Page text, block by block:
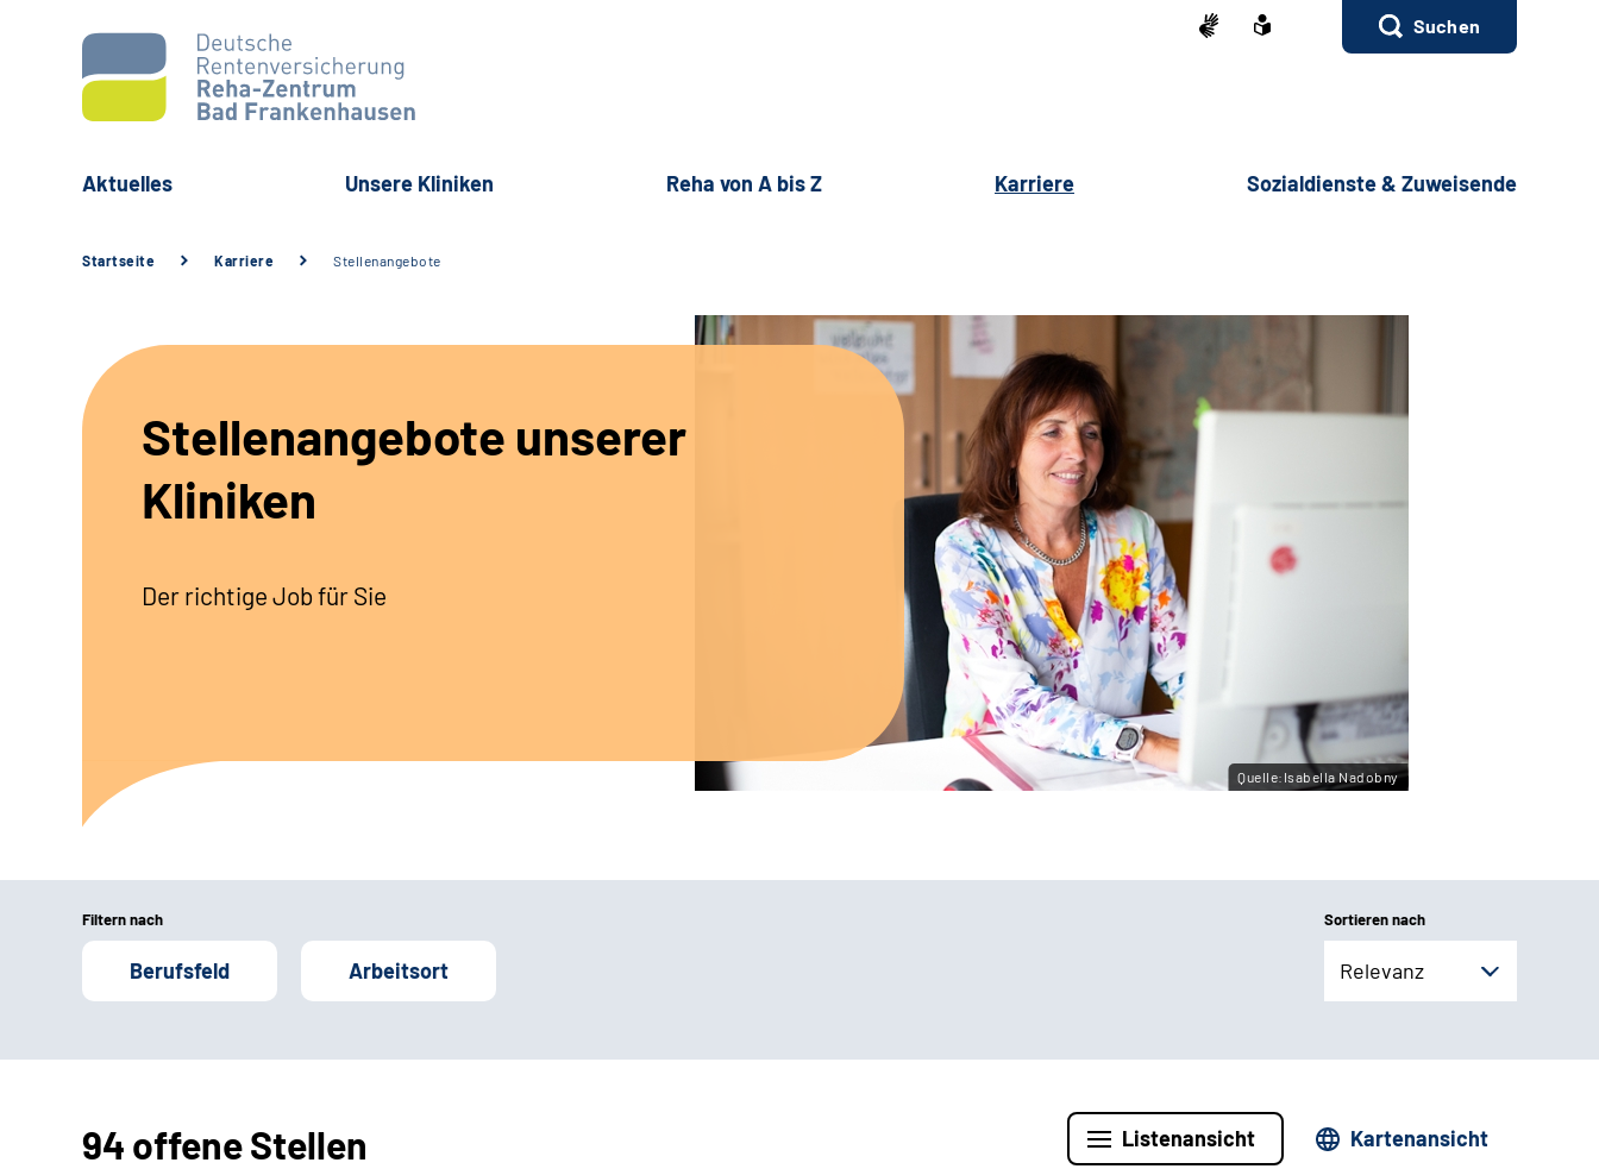
Suchen
Aktuelles Unsere Kliniken Reha von A bis Z Karriere Sozialdienste & Zuweisende
Startseite Karriere Stellenangebote
Stellenangebote unserer
Kliniken
Der richtige Job für Sie
Quelle:Isabella Nadobny
Filtern nach
Berufsfeld Arbeitsort
Sortieren nach
Relevanz
94 offene Stellen Listenansicht Kartenansicht